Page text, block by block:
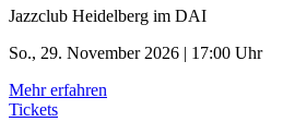
Jazzclub Heidelberg im DAI
So., 29. November 2026 | 17:00 Uhr
Mehr erfahren
Tickets